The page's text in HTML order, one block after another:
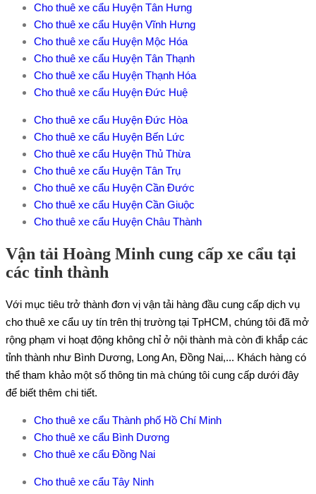
Cho thuê xe cẩu Huyện Tân Hưng
Cho thuê xe cẩu Huyện Vĩnh Hưng
Cho thuê xe cẩu Huyện Mộc Hóa
Cho thuê xe cẩu Huyện Tân Thạnh
Cho thuê xe cẩu Huyện Thạnh Hóa
Cho thuê xe cẩu Huyện Đức Huệ
Cho thuê xe cẩu Huyện Đức Hòa
Cho thuê xe cẩu Huyện Bến Lức
Cho thuê xe cẩu Huyện Thủ Thừa
Cho thuê xe cẩu Huyện Tân Trụ
Cho thuê xe cẩu Huyện Cần Đước
Cho thuê xe cẩu Huyện Cần Giuộc
Cho thuê xe cẩu Huyện Châu Thành
Vận tải Hoàng Minh cung cấp xe cẩu tại
các tỉnh thành
Với mục tiêu trở thành đơn vị vận tải hàng đầu cung cấp dịch vụ
cho thuê xe cẩu uy tín trên thị trường tại TpHCM, chúng tôi đã mở
rộng phạm vi hoạt động không chỉ ở nội thành mà còn đi khắp các
tỉnh thành như Bình Dương, Long An, Đồng Nai,... Khách hàng có
thể tham khảo một số thông tin mà chúng tôi cung cấp dưới đây
để biết thêm chi tiết.
Cho thuê xe cẩu Thành phố Hồ Chí Minh
Cho thuê xe cẩu Bình Dương
Cho thuê xe cẩu Đồng Nai
Cho thuê xe cẩu Tây Ninh